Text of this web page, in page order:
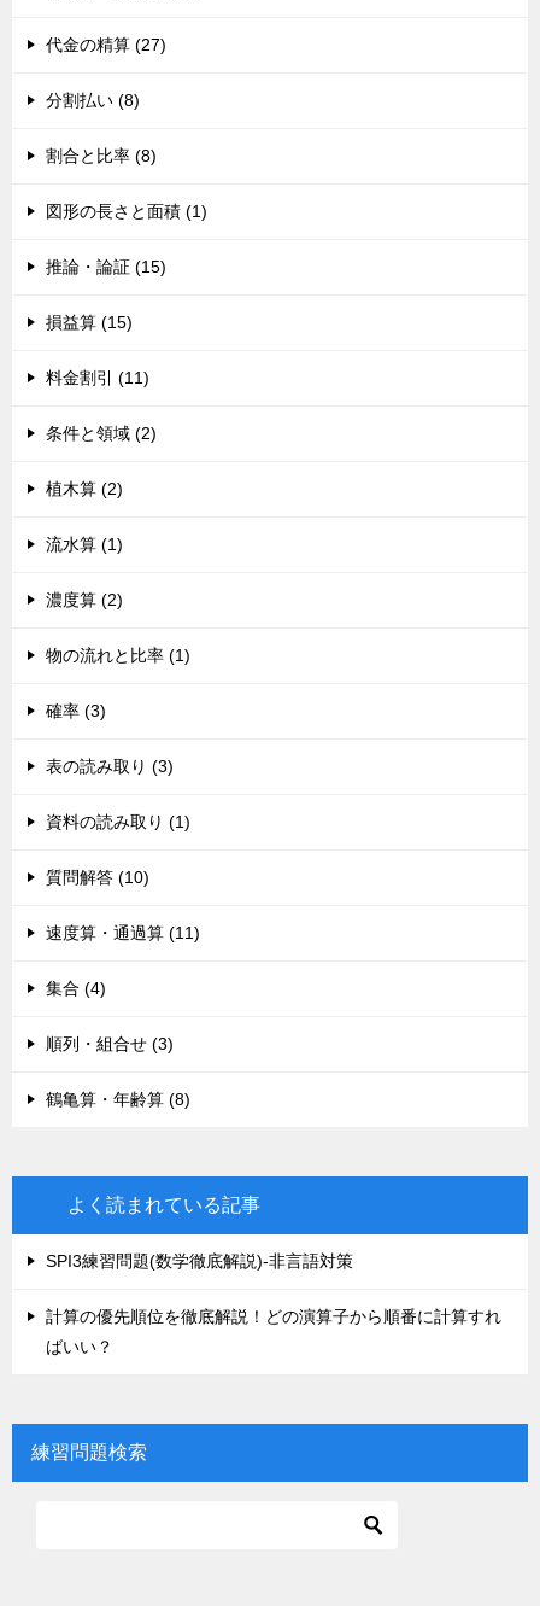
代金の精算 (27)
分割払い (8)
割合と比率 (8)
図形の長さと面積 (1)
推論・論証 (15)
損益算 (15)
料金割引 (11)
条件と領域 (2)
植木算 (2)
流水算 (1)
濃度算 (2)
物の流れと比率 (1)
確率 (3)
表の読み取り (3)
資料の読み取り (1)
質問解答 (10)
速度算・通過算 (11)
集合 (4)
順列・組合せ (3)
鶴亀算・年齢算 (8)
よく読まれている記事
SPI3練習問題(数学徹底解説)-非言語対策
計算の優先順位を徹底解説！どの演算子から順番に計算すれ
ばいい？
練習問題検索